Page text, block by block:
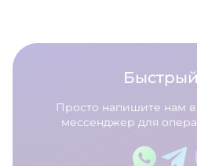
Просто напишите нам
мессенджер для